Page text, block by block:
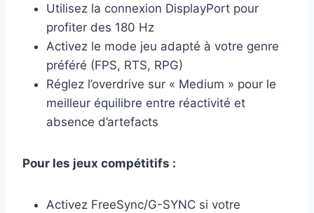
Utilisez la connexion DisplayPort pour
profiter des 180 Hz
Activez le mode jeu adapté à votre genre
préféré (FPS, RTS, RPG)
Réglez l’overdrive sur « Medium » pour le
meilleur équilibre entre réactivité et
absence d’artefacts
Pour les jeux compétitifs :
Activez FreeSync/G-SYNC si votre